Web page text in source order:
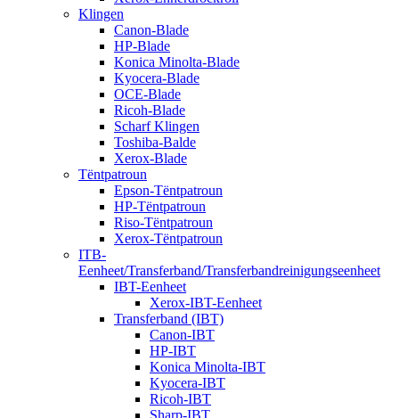
Klingen
Canon-Blade
HP-Blade
Konica Minolta-Blade
Kyocera-Blade
OCE-Blade
Ricoh-Blade
Scharf Klingen
Toshiba-Balde
Xerox-Blade
Tëntpatroun
Epson-Tëntpatroun
HP-Tëntpatroun
Riso-Tëntpatroun
Xerox-Tëntpatroun
ITB-
Eenheet/Transferband/Transferbandreinigungseenheet
IBT-Eenheet
Xerox-IBT-Eenheet
Transferband (IBT)
Canon-IBT
HP-IBT
Konica Minolta-IBT
Kyocera-IBT
Ricoh-IBT
Sharp-IBT